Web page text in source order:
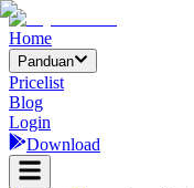
Home
Panduan
Pricelist
Blog
Login
Download